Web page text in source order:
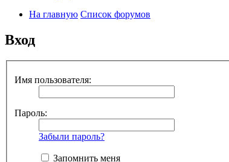
На главную Список форумов
Вход
Имя пользователя:
Пароль:
Забыли пароль?
Запомнить меня